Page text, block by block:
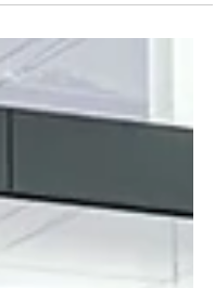
Tiguan R with a full
Plus PPF protection
Tiguan R is een populaire
en uitzonderlijke prestaties.